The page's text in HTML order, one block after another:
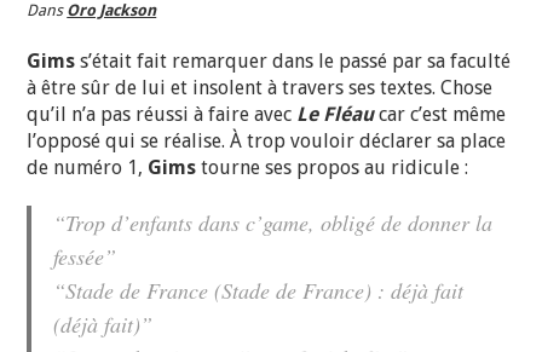
Dans Oro Jackson
Gims s’était fait remarquer dans le passé par sa faculté
à être sûr de lui et insolent à travers ses textes. Chose
qu’il n’a pas réussi à faire avec Le Fléaucar c’est même
l’opposé qui se réalise. À trop vouloir déclarer sa place
de numéro 1, Gims tourne ses propos au ridicule :
“Trop d’enfants dans c’game, obligé de donner la
fessée”
“Stade de France (Stade de France) : déjà fait
(déjà fait)”